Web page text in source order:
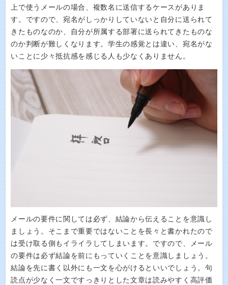
上で使うメールの場合、複数名に送信するケースがありま
す。ですので、宛名がしっかりしていないと自分に送られて
きたものなのか、自分が所属する部署に送られてきたものな
のか判断が難しくなります。学生の感覚とは違い、宛名がな
いことに少々抵抗感を感じる人も少なくありません。
メールの要件に関しては必ず、結論から伝えることを意識し
ましょう。そこまで重要ではないことを長々と書かれたので
は受け取る側もイライラしてしまいます。ですので、メール
の要件は必ず結論を前にもっていくことを意識しましょう。
結論を先に書く以外にも一文を心がけるといいでしょう。句
読点が少なく一文ですっきりとした文章は読みやすく高評価